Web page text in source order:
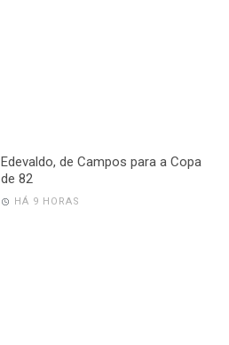
Edevaldo, de Campos para a Copa
de 82
HÁ 9 HORAS